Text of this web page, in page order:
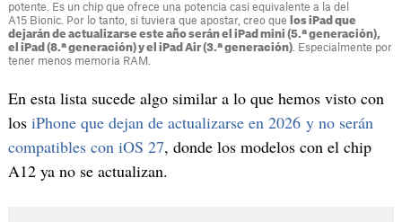
potente. Es un chip que ofrece una potencia casi equivalente a la del
A15 Bionic. Por lo tanto, si tuviera que apostar, creo que
los iPad que
dejarán de actualizarse este año serán el iPad mini (5.ª generación),
el iPad (8.ª generación) y el iPad Air (3.ª generación). Especialmente por
tener menos memoria RAM.
En esta lista sucede algo similar a lo que hemos visto con
los iPhone que dejan de actualizarse en 2026 y no serán
compatibles con iOS 27, donde los modelos con el chip
A12 ya no se actualizan.